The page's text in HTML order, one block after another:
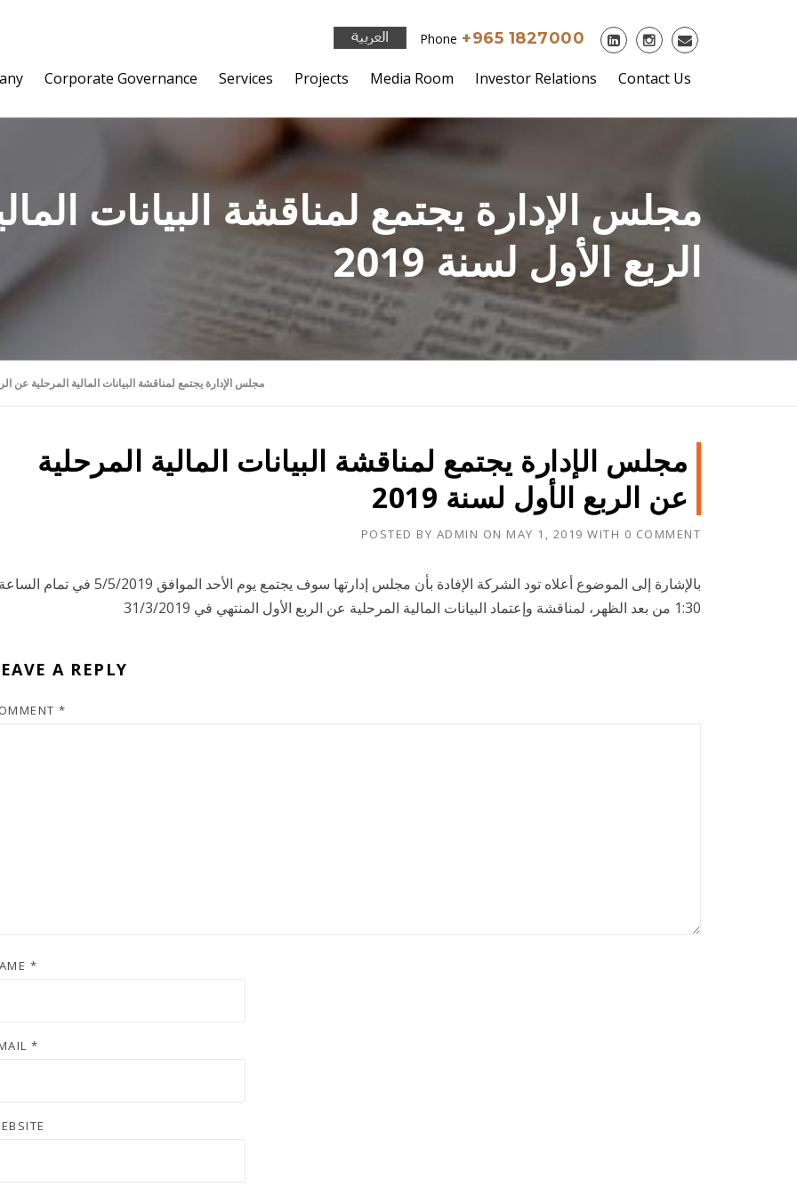
Phone +965 1827000
Corporate Governance Services Projects Media Room Investor Relations Contact Us
مجلس الإدارة يجتمع لمناقشة البيانات
الربع الأول لسنة 2019
مجلس الإدارة يجتمع لمناقشة البيانات المالية المرحلية عن الربع
مجلس الإدارة يجتمع لمناقشة البيانات المالية المرحلية
عن الربع الأول لسنة 2019
POSTED BY ADMIN ON MAY 1, 2019 WITH 0 COMMENT
بالإشارة إلى الموضوع أعلاه تود الشركة الإفادة بأن مجلس إدارتها سوف يجتمع يوم الأحد الموافق 5/5/2019 في تمام الساعة
1:30 من بعد الظهر، لمناقشة وإعتماد البيانات المالية المرحلية عن الربع الأول المنتهي في 31/3/2019
A REPLY
*
*
*